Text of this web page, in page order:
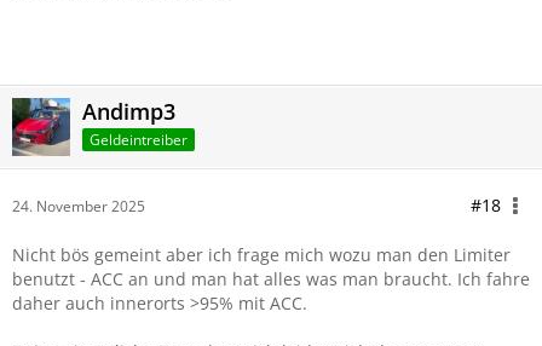
Andimp3
Geldeintreiber
24. November 2025 #18
Nicht bös gemeint aber ich frage mich wozu man den Limiter
benutzt - ACC an und man hat alles was man braucht. Ich fahre
daher auch innerorts >95% mit ACC.